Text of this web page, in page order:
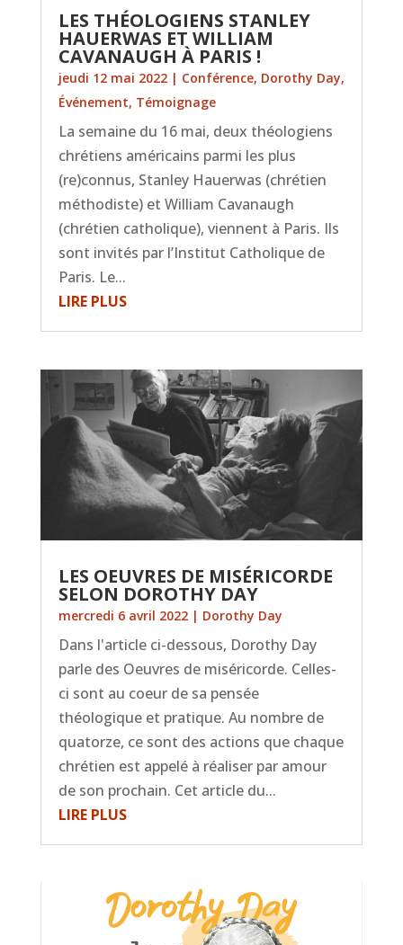
LES THÉOLOGIENS STANLEY
HAUERWAS ET WILLIAM
CAVANAUGH À PARIS !
jeudi 12 mai 2022| Conférence, Dorothy Day,
Événement, Témoignage
La semaine du 16 mai, deux théologiens
chrétiens américains parmi les plus
(re)connus, Stanley Hauerwas (chrétien
méthodiste) et William Cavanaugh
(chrétien catholique), viennent à Paris. Ils
sont invités par l’Institut Catholique de
Paris. Le...
LIRE PLUS
LES OEUVRES DE MISÉRICORDE
SELON DOROTHY DAY
mercredi 6 avril 2022| Dorothy Day
Dans l'article ci-dessous, Dorothy Day
parle des Oeuvres de miséricorde. Celles-
ci sont au coeur de sa pensée
théologique et pratique. Au nombre de
quatorze, ce sont des actions que chaque
chrétien est appelé à réaliser par amour
de son prochain. Cet article du...
LIRE PLUS